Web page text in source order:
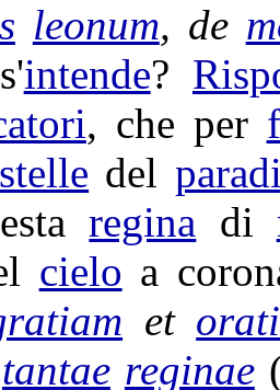
leonum, de
intende?
, che per
stelle del
regina di
cielo a
et
tantae reginae